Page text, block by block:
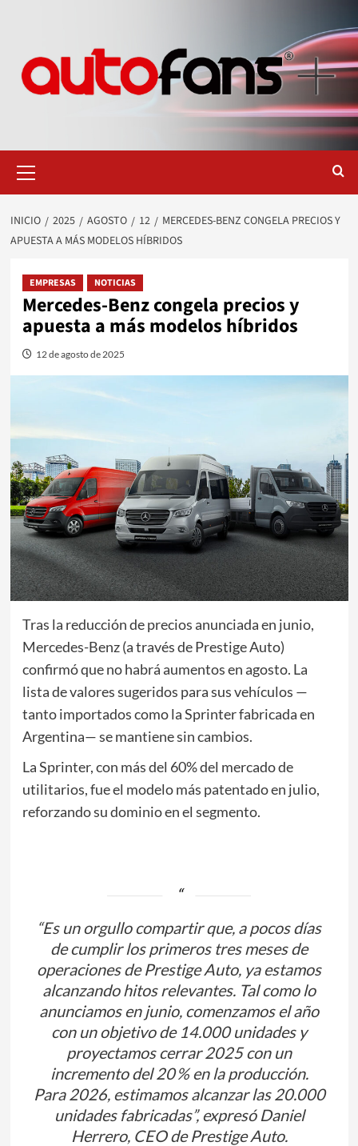
primario
INICIO 2025 AGOSTO 12
MERCEDES-BENZ CONGELA PRECIOS Y
APUESTA A MÁS MODELOS HÍBRIDOS
EMPRESAS NOTICIAS
Mercedes-Benz congela precios y
apuesta a más modelos híbridos
12 de agosto de 2025
Tras la reducción de precios anunciada en junio,
Mercedes-Benz (a través de Prestige Auto)
confirmó que no habrá aumentos en agosto. La
lista de valores sugeridos para sus vehículos —
tanto importados como la Sprinter fabricada en
Argentina— se mantiene sin cambios.
La Sprinter, con más del 60% del mercado de
utilitarios, fue el modelo más patentado en julio,
reforzando su dominio en el segmento.
“Es un orgullo compartir que, a pocos días
de cumplir los primeros tres meses de
operaciones de Prestige Auto, ya estamos
alcanzando hitos relevantes. Tal como lo
anunciamos en junio, comenzamos el año
con un objetivo de 14.000 unidades y
proyectamos cerrar 2025 con un
incremento del 20 % en la producción.
Para 2026, estimamos alcanzar las 20.000
unidades fabricadas”, expresó Daniel
Herrero, CEO de Prestige Auto.